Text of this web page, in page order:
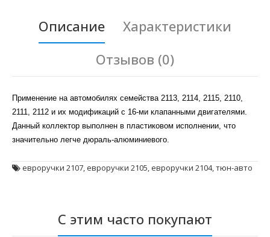
Описание
Характеристики
Отзывов (0)
Применение на автомобилях семейства 2113, 2114, 2115, 2110,
2111, 2112 и их модификаций с 16-ми клапанными двигателями.
Данный коллектор выполнен в пластиковом исполнении, что
значительно легче дюраль-алюминиевого.
евроручки 2107,евроручки 2105,евроручки 2104,тюн-авто
С этим часто покупают